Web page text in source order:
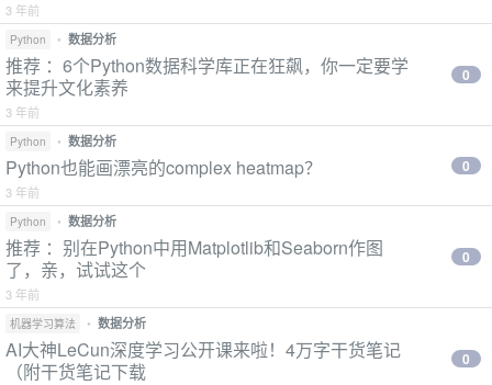
3 年前
Python • 数据分析
推荐 ：6个Python数据科学库正在狂飙，你一定要学
来提升文化素养
3 年前
0
Python • 数据分析
Python也能画漂亮的complex heatmap？
3 年前
0
Python • 数据分析
推荐 ：别在Python中用Matplotlib和Seaborn作图
了，亲，试试这个
3 年前
0
机器学习算法 • 数据分析
AI大神LeCun深度学习公开课来啦！4万字干货笔记
（附干货笔记下载
0